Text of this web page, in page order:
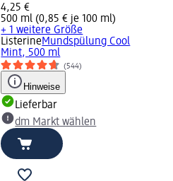
4,25 €
500 ml (0,85 € je 100 ml)
+ 1 weitere Größe
ListerineMundspülung Cool
Mint, 500 ml
(544)
Hinweise
Lieferbar
dm Markt wählen